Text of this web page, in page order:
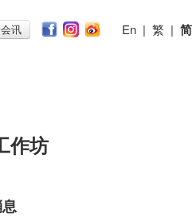
讯 En | 繁 | 简
作坊